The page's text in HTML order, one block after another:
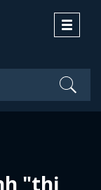
Toggle
"thị